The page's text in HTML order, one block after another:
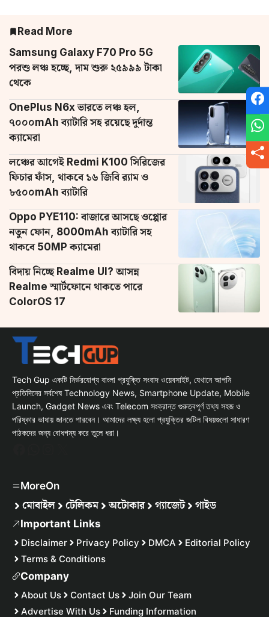
Read More
Samsung Galaxy F70 Pro 5G
পরশু লঞ্চ হচ্ছে, দাম শুরু ২৫৯৯৯ টাকা
থেকে
OnePlus N6x ভারতে লঞ্চ হল,
৭০০০mAh ব্যাটারি সহ রয়েছে দুর্দান্ত
ক্যামেরা
লঞ্চের আগেই Redmi K100 সিরিজের
ফিচার ফাঁস, থাকবে ১৬ জিবি র‌্যাম ও
৮৫০০mAh ব্যাটারি
Oppo PYE110: বাজারে আসছে ওপ্পোর
নতুন ফোন, 8000mAh ব্যাটারি সহ
থাকবে 50MP ক্যামেরা
বিদায় নিচ্ছে Realme UI? আসন্ন
Realme স্মার্টফোনে থাকতে পারে
ColorOS 17
Tech Gup একটি নির্ভরযোগ্য বাংলা প্রযুক্তি সংবাদ ওয়েবসাইট, যেখানে আপনি
প্রতিদিনের সর্বশেষ Technology News, Smartphone Update, Mobile
Launch, Gadget News এবং Telecom সংক্রান্ত গুরুত্বপূর্ণ তথ্য সহজ ও
পরিষ্কার ভাষায় জানতে পারবেন। আমাদের লক্ষ্য হলো প্রযুক্তির জটিল বিষয়গুলো সাধারণ
পাঠকদের জন্য বোধগম্য করে তুলে ধরা।
MoreOn
মোবাইল টেলিকম অটোকার গ্যাজেট গাইড
Important Links
Disclaimer Privacy Policy DMCA
Editorial Policy
Terms & Conditions
Company
About Us Contact Us
Join Our Team
Advertise With Us
Funding Information